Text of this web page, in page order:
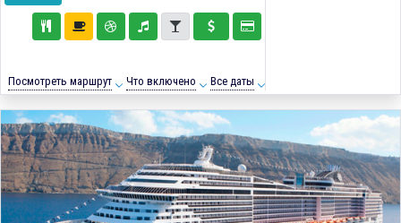
Посмотреть маршрут Что включено Все даты